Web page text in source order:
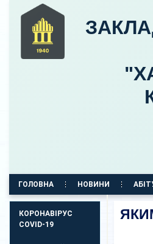
ГОЛОВНА НОВИНИ
КОРОНАВІРУС
COVID-19